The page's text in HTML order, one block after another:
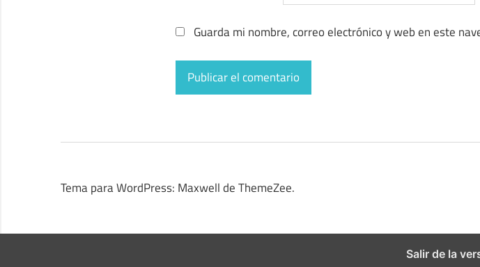
Guarda mi nombre, correo electrónico y web en este
Tema para WordPress: Maxwell de ThemeZee.
Salir de la